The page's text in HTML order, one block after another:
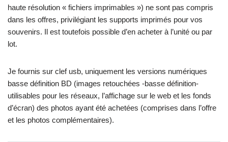
haute résolution « fichiers imprimables ») ne sont pas compris
dans les offres, privilégiant les supports imprimés pour vos
souvenirs. Il est toutefois possible d’en acheter à l’unité ou par
lot.
Je fournis sur clef usb, uniquement les versions numériques
basse définition BD (images retouchées -basse définition-
utilisables pour les réseaux, l’affichage sur le web et les fonds
d’écran) des photos ayant été achetées (comprises dans l’offre
et les photos complémentaires).